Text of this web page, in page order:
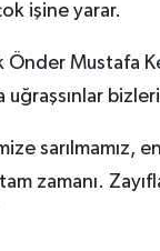
işine yarar.
Önder Mustafa
sarılmamız,
zamanı.